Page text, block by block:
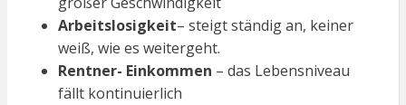
Arbeitslosigkeit– steigt ständig an, keiner
weiß, wie es weitergeht.
Rentner- Einkommen – das Lebensniveau
fällt kontinuierlich